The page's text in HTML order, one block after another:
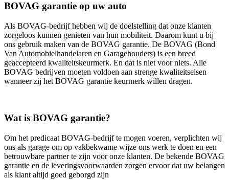
BOVAG garantie op uw auto
Als BOVAG-bedrijf hebben wij de doelstelling dat onze klanten
zorgeloos kunnen genieten van hun mobiliteit. Daarom kunt u bij
ons gebruik maken van de BOVAG garantie. De BOVAG (Bond
Van Automobielhandelaren en Garagehouders) is een breed
geaccepteerd kwaliteitskeurmerk. En dat is niet voor niets. Alle
BOVAG bedrijven moeten voldoen aan strenge kwaliteitseisen
wanneer zij het BOVAG garantie keurmerk willen dragen.
Wat is BOVAG garantie?
Om het predicaat BOVAG-bedrijf te mogen voeren, verplichten wij
ons als garage om op vakbekwame wijze ons werk te doen en een
betrouwbare partner te zijn voor onze klanten. De bekende BOVAG
garantie en de leveringsvoorwaarden zorgen ervoor dat uw belangen
als klant altijd goed geborgd zijn